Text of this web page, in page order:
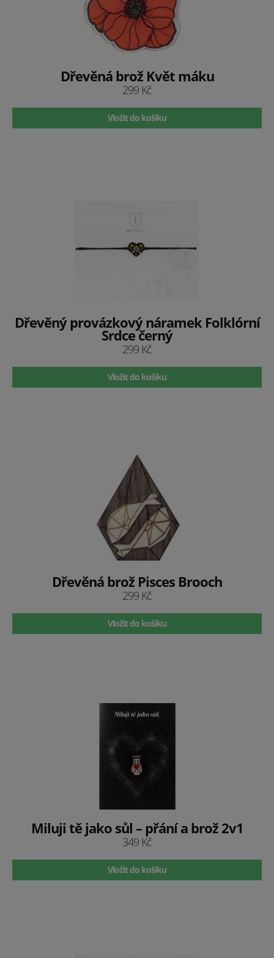
Dřevěná brož Květ máku
299 Kč
Vložit do košíku
Dřevěný provázkový náramek Folklórní
Srdce černý
299 Kč
Vložit do košíku
Dřevěná brož Pisces Brooch
299 Kč
Vložit do košíku
Miluji tě jako sůl – přání a brož 2v1
349 Kč
Vložit do košíku